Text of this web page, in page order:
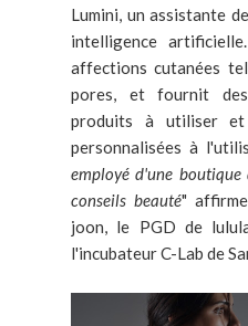
Lumini, un assistante
intelligence
affections cutanées
pores, et fournit
produits à utiliser et
personnalisées à
employé d'une
conseils beauté"
joon, le PGD de
l'incubateur C-Lab de